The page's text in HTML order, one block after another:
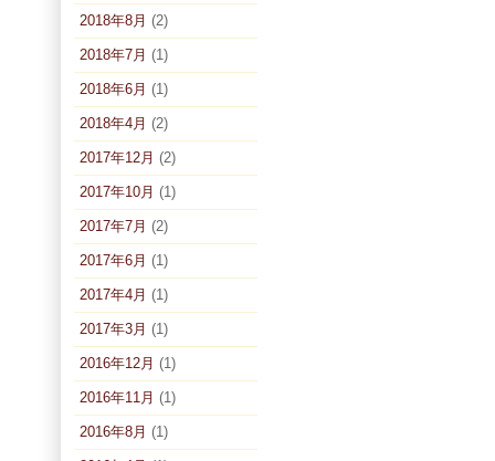
2018年8月 (2)
2018年7月 (1)
2018年6月 (1)
2018年4月 (2)
2017年12月 (2)
2017年10月 (1)
2017年7月 (2)
2017年6月 (1)
2017年4月 (1)
2017年3月 (1)
2016年12月 (1)
2016年11月 (1)
2016年8月 (1)